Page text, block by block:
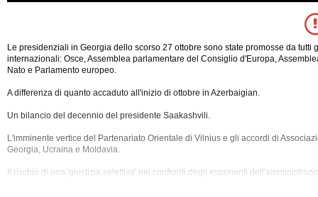
Le presidenziali in Georgia dello scorso 27 ottobre sono state promosse da tutti
internazionali: Osce, Assemblea parlamentare del Consiglio d'Europa,
Nato e Parlamento europeo.
A differenza di quanto accaduto all'inizio di ottobre in Azerbaigian.
Un bilancio del decennio del presidente Saakashvili.
L'imminente vertice del Partenariato Orientale di Vilnius e gli accordi di
Georgia, Ucraina e Moldavia.
Il rischio di una 'giustizia selettiva' nei confronti degli esponenti